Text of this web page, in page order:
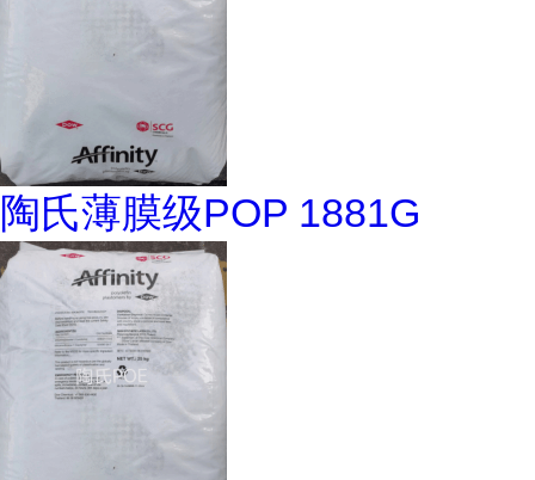
陶氏薄膜级POP 1881G